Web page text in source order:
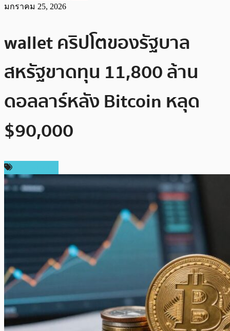
มกราคม 25, 2026
wallet คริปโตของรัฐบาล
สหรัฐขาดทุน 11,800 ล้าน
ดอลลาร์หลัง Bitcoin หลุด
$90,000